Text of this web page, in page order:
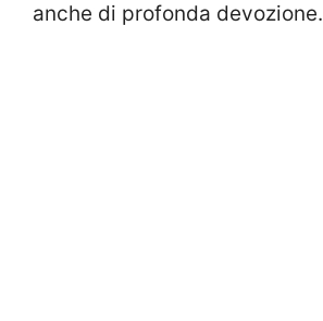
anche di profonda devozione.